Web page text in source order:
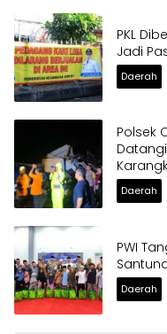
PKL
Jadi
Daerah
Polsek
Daerah
PWI
Daerah